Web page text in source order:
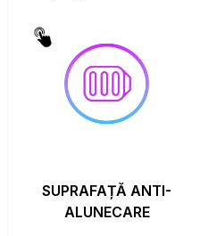
SUPRAFAȚĂ ANTI-
ALUNECARE